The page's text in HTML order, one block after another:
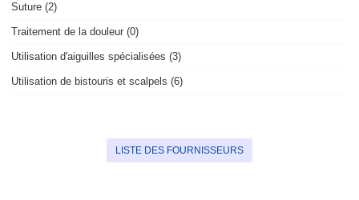
Suture (2)
Traitement de la douleur (0)
Utilisation d'aiguilles spécialisées (3)
Utilisation de bistouris et scalpels (6)
LISTE DES FOURNISSEURS